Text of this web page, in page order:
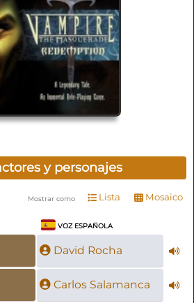
y personajes
Mostrar como Lista Mosaico
VOZ ESPAÑOLA
David Rocha
Carlos Salamanca